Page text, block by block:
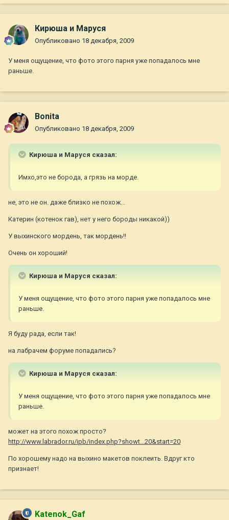
Кирюша и Маруся
Опубликовано 18 декабря, 2009
У меня ощущение, что фото этого парня уже попадалось мне
раньше.
Bonita
Опубликовано 18 декабря, 2009
Кирюша и Маруся сказал:
Имхо,это не борода, а грязь на морде.
не, это не он. даже близко не похож...
Катерин (котенок гав), нет у него бороды никакой))
У выхинского мордень, так мордень!!
Очень он хороший!
Кирюша и Маруся сказал:
У меня ощущение, что фото этого парня уже попадалось мне
раньше.
Я буду рада, если так!
на лабрачем форуме попадались?
Кирюша и Маруся сказал:
У меня ощущение, что фото этого парня уже попадалось мне
раньше.
может на этого похож просто?
http://www.labrador.ru/ipb/index.php?showt...20&start=20
По хорошему надо на выхино макетов поклеить. Вдруг кто
признает!
Katenok_Gaf